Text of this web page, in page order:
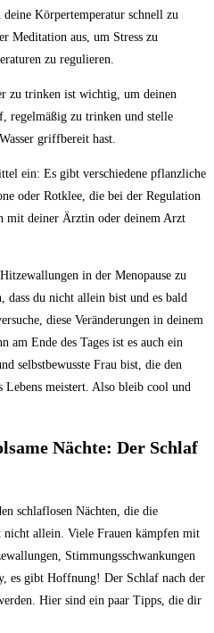
Körpertemperatur schnell ‌zu
Meditation ⁢aus, um Stress ⁢zu
zu regulieren.
zu trinken ist wichtig, um deinen
regelmäßig zu⁢ trinken ⁢und stelle‍
griffbereit hast.
ein: Es gibt verschiedene pflanzliche
oder Rotklee, die bei der ‌Regulation
mit‌ deiner Ärztin ​oder deinem Arzt
in der Menopause zu‍
⁢du nicht allein ​bist und es bald
diese ⁣Veränderungen ​in deinem
Ende des Tages⁤ ist es auch ein
selbstbewusste⁣ Frau bist, die den
Lebens meistert. Also bleib cool und
Nächte: Der ⁤Schlaf‍
schlaflosen Nächten, die die
allein. Viele Frauen kämpfen‍ mit
Stimmungsschwankungen⁣
es gibt Hoffnung! Der ⁣Schlaf nach der
Hier sind ein‌ paar ‍Tipps, die dir